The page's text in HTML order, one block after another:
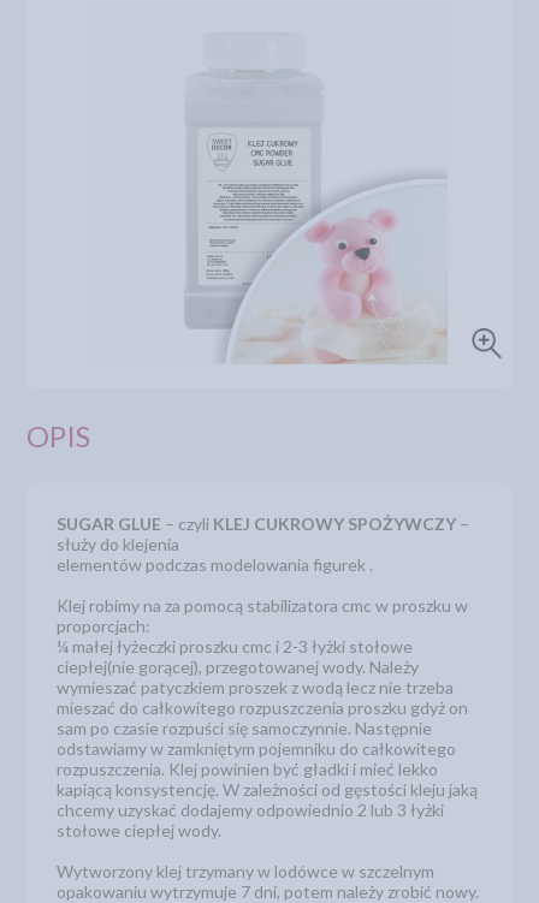
OPIS
SUGAR GLUE – czyli KLEJ CUKROWY SPOŻYWCZY –
służy do klejenia
elementów podczas modelowania figurek .
Klej robimy na za pomocą stabilizatora cmc w proszku w
proporcjach:
¼ małej łyżeczki proszku cmc i 2-3 łyżki stołowe
ciepłej(nie gorącej), przegotowanej wody. Należy
wymieszać patyczkiem proszek z wodą lecz nie trzeba
mieszać do całkowitego rozpuszczenia proszku gdyż on
sam po czasie rozpuści się samoczynnie. Następnie
odstawiamy w zamkniętym pojemniku do całkowitego
rozpuszczenia. Klej powinien być gładki i mieć lekko
kapiącą konsystencję. W zależności od gęstości kleju jaką
chcemy uzyskać dodajemy odpowiednio 2 lub 3 łyżki
stołowe ciepłej wody.
Wytworzony klej trzymany w lodówce w szczelnym
opakowaniu wytrzymuje 7 dni, potem należy zrobić nowy.